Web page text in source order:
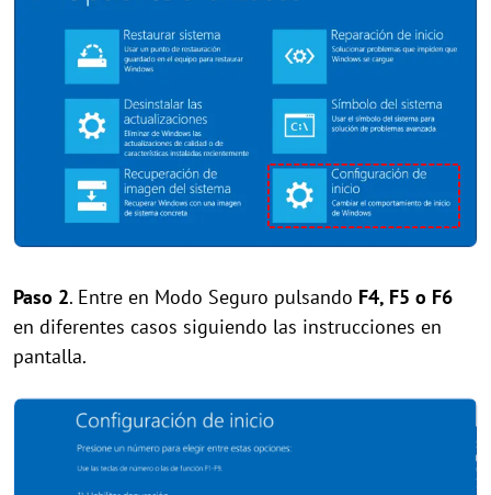
Paso 2. Entre en Modo Seguro pulsando F4, F5 o F6
en diferentes casos siguiendo las instrucciones en
pantalla.